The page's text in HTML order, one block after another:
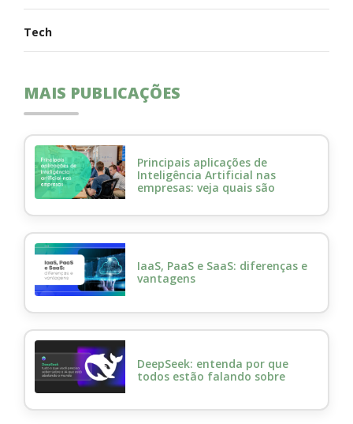
Tech
MAIS PUBLICAÇÕES
Principais aplicações de
Inteligência Artificial nas
empresas: veja quais são
IaaS, PaaS e SaaS: diferenças e
vantagens
DeepSeek: entenda por que
todos estão falando sobre